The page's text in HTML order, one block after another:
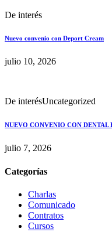
De interés
Nuevo convenio con Deport Cream
julio 10, 2026
De interésUncategorized
NUEVO CONVENIO CON DENTAL
julio 7, 2026
Categorías
Charlas
Comunicado
Contratos
Cursos